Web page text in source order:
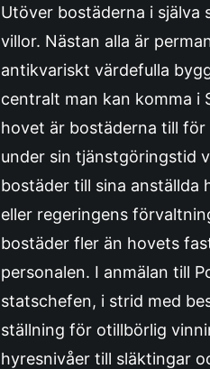
Utöver bostäderna i
villor. Nästan alla är
antikvariskt värdefulla
centralt man kan komma i
hovet är bostäderna till för
under sin tjänstgöringstid
bostäder till sina anställda
eller regeringens
bostäder fler än hovets
personalen. I anmälan till
statschefen, i strid med
ställning för otillbörlig
hyresnivåer till släktingar